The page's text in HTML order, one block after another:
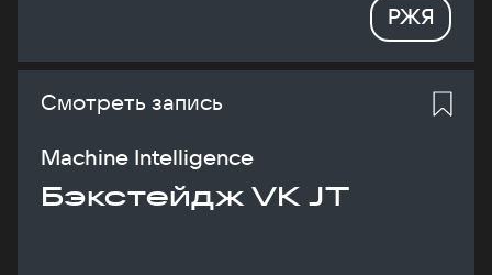
РЖЯ
Смотреть запись
Machine Intelligence
Бэкстейдж VK JT